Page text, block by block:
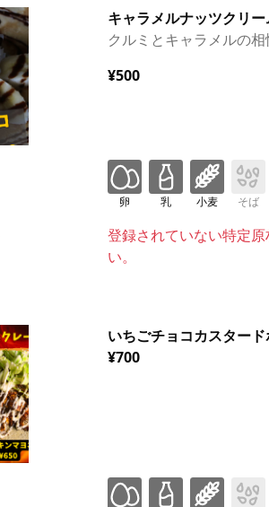
キャラメルナッツクリー
クルミとキャラメルの
¥500
卵 乳 小麦 そば
登録されていない特定
い。
いちごチョコカスター
¥700